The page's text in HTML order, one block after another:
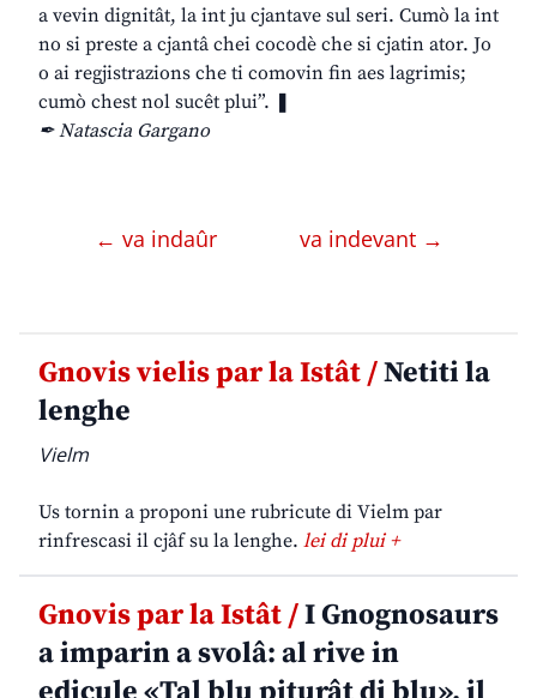
a vevin dignitât, la int ju cjantave sul seri. Cumò la int
no si preste a cjantâ chei cocodè che si cjatin ator. Jo
o ai regjistrazions che ti comovin fin aes lagrimis;
cumò chest nol sucêt plui”. ❚
✒ Natascia Gargano
← va indaûr va indevant →
Gnovis vielis par la Istât /Netiti la
lenghe
Vielm
Us tornin a proponi une rubricute di Vielm par
rinfrescasi il cjâf su la lenghe. lei di plui +
Gnovis par la Istât /I Gnognosaurs
a imparin a svolâ: al rive in